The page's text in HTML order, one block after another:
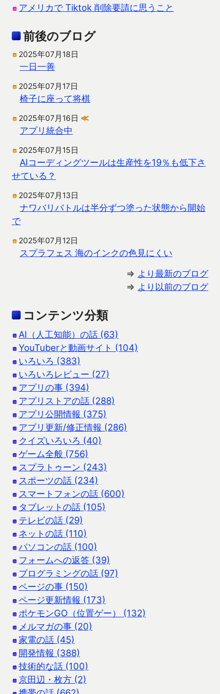
アメリカで Tiktok 削除要請に思うこと
前後のブログ
2025年07月18日
一日一善
2025年07月17日
椅子に座って将棋
2025年07月16日 ≪
アプリ統合中
2025年07月15日
AIコーディングツールは生産性を19％も低下さ
せている？
2025年07月13日
ナワバリバトルは半分ずつ塗った状態から開始
で
2025年07月12日
スプラフェス 海のインクの色見にくい
⇒ より最新のブログ
⇒ より以前のブログ
コンテンツ分類
AI（人工知能）の話 (63)
YouTuberと動画サイト (104)
いろいろ (383)
いろいろレビュー (27)
アプリの事 (394)
アプリストアの話 (288)
アプリ公開情報 (375)
アプリ更新/修正情報 (286)
クイズいろいろ (40)
ゲーム全般 (756)
スプラトゥーン (243)
スポーツの話 (234)
スマートフォンの話 (600)
タブレットの話 (105)
テレビの話 (29)
ネットの話 (110)
パソコンの話 (100)
フォームへの返答 (39)
プログラミングの話 (97)
ページの事 (150)
ページ更新情報 (173)
ポケモンGO（位置ゲー） (132)
メルマガの事 (20)
家電の話 (45)
開発情報 (388)
技術的な話 (100)
京田辺・枚方 (2)